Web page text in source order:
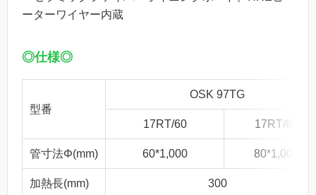
ーターワイヤー内蔵
◎仕様◎
型番
OSK 97TG
17RT/60 17RT/80
管寸法Φ(mm) 60*1,000 80*1,000
加熱長(mm) 300